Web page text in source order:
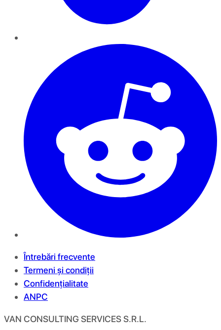
Întrebări frecvente
Termeni și condiții
Confidențialitate
ANPC
VAN CONSULTING SERVICES S.R.L.